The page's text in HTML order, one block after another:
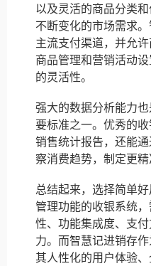
以及灵活的商品分类
不断变化的市场需求
主流支付渠道，并允
商品管理和营销活动
的灵活性。
强大的数据分析能力
要标准之一。优秀的
销售统计报告，还能
察消费趋势，制定更精
总结起来，选择简单
管理功能的收银系统
性、功能集成度、支
力。而智慧记进销存
其人性化的用户体验